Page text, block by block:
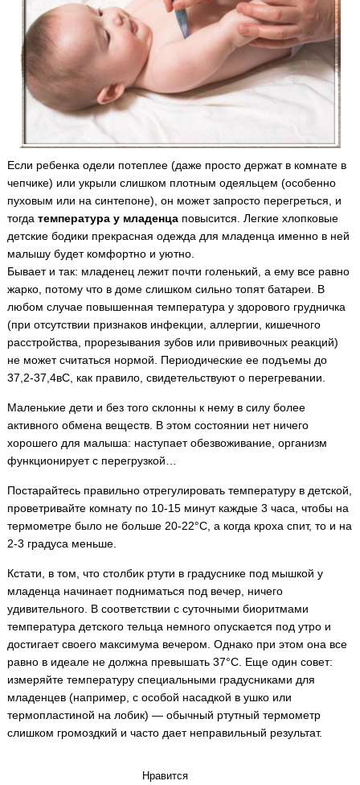
Если ребенка одели потеплее (даже просто держат в комнате в
чепчике) или укрыли слишком плотным одеяльцем (особенно
пуховым или на синтепоне), он может запросто перегреться, и
тогда температура у младенцаповысится. Легкие хлопковые
детские бодики прекрасная одежда для младенца именно в ней
малышу будет комфортно и уютно.
Бывает и так: младенец лежит почти голенький, а ему все равно
жарко, потому что в доме слишком сильно топят батареи. В
любом случае повышенная температура у здорового грудничка
(при отсутствии признаков инфекции, аллергии, кишечного
расстройства, прорезывания зубов или прививочных реакций)
не может считаться нормой. Периодические ее подъемы до
37,2-37,4вС, как правило, свидетельствуют о перегревании.
Маленькие дети и без того склонны к нему в силу более
активного обмена веществ. В этом состоянии нет ничего
хорошего для малыша: наступает обезвоживание, организм
функционирует с перегрузкой…
Постарайтесь правильно отрегулировать температуру в детской,
проветривайте комнату по 10-15 минут каждые 3 часа, чтобы на
термометре было не больше 20-22°С, а когда кроха спит, то и на
2-3 градуса меньше.
Кстати, в том, что столбик ртути в градуснике под мышкой у
младенца начинает подниматься под вечер, ничего
удивительного. В соответствии с суточными биоритмами
температура детского тельца немного опускается под утро и
достигает своего максимума вечером. Однако при этом она все
равно в идеале не должна превышать 37°С. Еще один совет:
измеряйте температуру специальными градусниками для
младенцев (например, с особой насадкой в ушко или
термопластиной на лобик) — обычный ртутный термометр
слишком громоздкий и часто дает неправильный результат.
Нравится